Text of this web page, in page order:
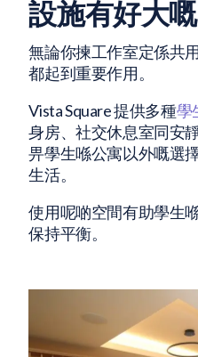
設施有好大
無論你揀工作室定係共
都起到重要作用。
Vista Square 提供多種學
身房、社交休息室同安
畀學生喺公寓以外嘅選
生活。
使用呢啲空間有助學生
保持平衡。